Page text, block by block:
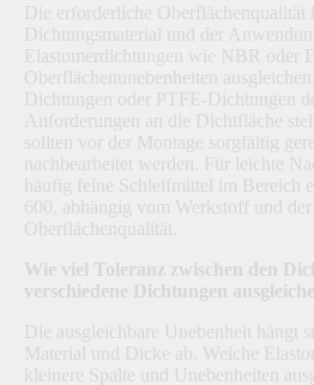
Die erforderliche Oberflächenqualität
Dichtungsmaterial und der
Elastomerdichtungen wie NBR oder
Oberflächenunebenheiten
Dichtungen oder PTFE-Dichtungen
Anforderungen an die Dichtfläche
sollten vor der Montage sorgfältig
nachbearbeitet werden. Für leichte
häufig feine Schleifmittel im Bereich
600, abhängig vom Werkstoff und der
Oberflächenqualität.
Wie viel Toleranz zwischen den
verschiedene Dichtungen
Die ausgleichbare Unebenheit hängt
Material und Dicke ab. Weiche
kleinere Spalte und Unebenheiten